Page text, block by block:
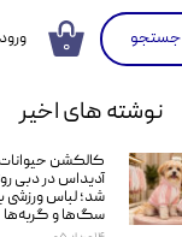
۰ جستجو ورود
نوشته های اخیر
کالکشن
آدیداس در دبی
شد؛ لباس ورزشی
سگ‌ها و گربه‌ها